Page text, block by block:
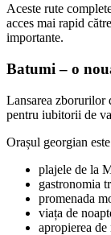
Aceste rute
acces mai rapid
importante.
Batumi – o
Lansarea zborurilor
pentru iubitorii de
Orașul georgian
plajele de la
gastronomia
promenada
viața de
apropierea